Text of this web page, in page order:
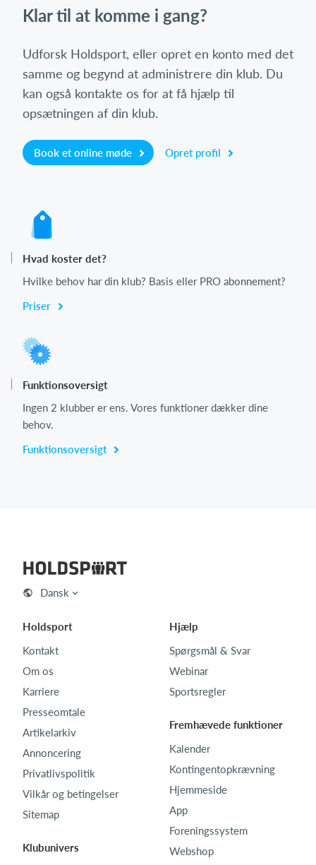
Klar til at komme i gang?
Udforsk Holdsport, eller opret en konto med det
samme og begynd at administrere din klub. Du
kan også kontakte os for at få hjælp til
opsætningen af din klub.
Book et online møde Opret profil
Hvad koster det?
Hvilke behov har din klub? Basis eller PRO abonnement?
Priser
Funktionsoversigt
Ingen 2 klubber er ens. Vores funktioner dækker dine
behov.
Funktionsoversigt
Dansk
Holdsport
Kontakt
Om os
Karriere
Presseomtale
Artikelarkiv
Annoncering
Privatlivspolitik
Vilkår og betingelser
Sitemap
Klubunivers
Hjælp
Spørgsmål & Svar
Webinar
Sportsregler
Fremhævede funktioner
Kalender
Kontingentopkrævning
Hjemmeside
App
Foreningssystem
Webshop